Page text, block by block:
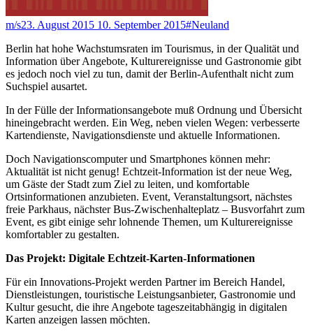
m/s23. August 2015 10. September 2015#Neuland
Berlin hat hohe Wachstumsraten im Tourismus, in der Qualität und
Information über Angebote, Kulturereignisse und Gastronomie gibt
es jedoch noch viel zu tun, damit der Berlin-Aufenthalt nicht zum
Suchspiel ausartet.
In der Fülle der Informationsangebote muß Ordnung und Übersicht
hineingebracht werden. Ein Weg, neben vielen Wegen: verbesserte
Kartendienste, Navigationsdienste und aktuelle Informationen.
Doch Navigationscomputer und Smartphones können mehr:
Aktualität ist nicht genug! Echtzeit-Information ist der neue Weg,
um Gäste der Stadt zum Ziel zu leiten, und komfortable
Ortsinformationen anzubieten. Event, Veranstaltungsort, nächstes
freie Parkhaus, nächster Bus-Zwischenhalteplatz – Busvorfahrt zum
Event, es gibt einige sehr lohnende Themen, um Kulturereignisse
komfortabler zu gestalten.
Das Projekt: Digitale Echtzeit-Karten-Informationen
Für ein Innovations-Projekt werden Partner im Bereich Handel,
Dienstleistungen, touristische Leistungsanbieter, Gastronomie und
Kultur gesucht, die ihre Angebote tageszeitabhängig in digitalen
Karten anzeigen lassen möchten.